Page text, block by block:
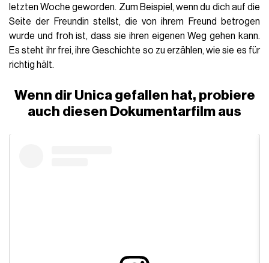
letzten Woche geworden. Zum Beispiel, wenn du dich auf die
Seite der Freundin stellst, die von ihrem Freund betrogen
wurde und froh ist, dass sie ihren eigenen Weg gehen kann.
Es steht ihr frei, ihre Geschichte so zu erzählen, wie sie es für
richtig hält.
Wenn dir Unica gefallen hat, probiere
auch diesen Dokumentarfilm aus